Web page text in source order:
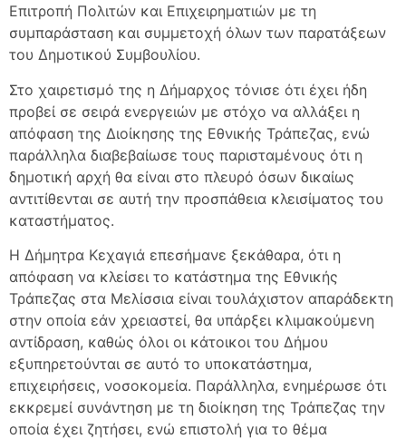
Επιτροπή Πολιτών και Επιχειρηματιών με τη
συμπαράσταση και συμμετοχή όλων των παρατάξεων
του Δημοτικού Συμβουλίου.
Στο χαιρετισμό της η Δήμαρχος τόνισε ότι έχει ήδη
προβεί σε σειρά ενεργειών με στόχο να αλλάξει η
απόφαση της Διοίκησης της Εθνικής Τράπεζας, ενώ
παράλληλα διαβεβαίωσε τους παρισταμένους ότι η
δημοτική αρχή θα είναι στο πλευρό όσων δικαίως
αντιτίθενται σε αυτή την προσπάθεια κλεισίματος του
καταστήματος.
Η Δήμητρα Κεχαγιά επεσήμανε ξεκάθαρα, ότι η
απόφαση να κλείσει το κατάστημα της Εθνικής
Τράπεζας στα Μελίσσια είναι τουλάχιστον απαράδεκτη
στην οποία εάν χρειαστεί, θα υπάρξει κλιμακούμενη
αντίδραση, καθώς όλοι οι κάτοικοι του Δήμου
εξυπηρετούνται σε αυτό το υποκατάστημα,
επιχειρήσεις, νοσοκομεία. Παράλληλα, ενημέρωσε ότι
εκκρεμεί συνάντηση με τη διοίκηση της Τράπεζας την
οποία έχει ζητήσει, ενώ επιστολή για το θέμα